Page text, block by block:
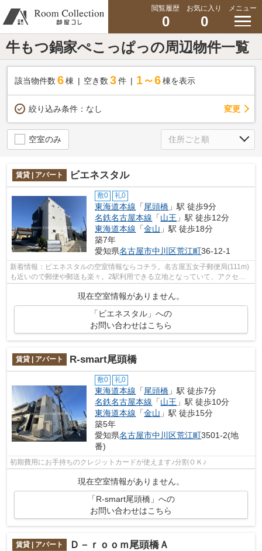
閲覧履歴
0
お気に入り
0
メニュー
牛もつ鍋家ぺこっぱっの周辺物件一覧
該当物件数 6棟 空き数 3 件 1～6 棟を表示
絞り込み条件： なし 変更
空室のみ
賃貸 | アパート ビエネスタル
敷0 礼0
東海道本線 「尾頭橋 」駅 徒歩9分
名鉄名古屋本線 「山王 」駅 徒歩12分
東海道本線 「金山 」駅 徒歩18分
築7年
愛知県名古屋市中川区荒江町36-12-1
新着情報：ビエネスタルの空室情報ならコチラ。名古屋五女子郵便局(111m)
も近いので郵便や郵送も楽々。2駅利用できる立地となっていて、アクセス
現在空室情報がありません。
「ビエネスタル」への
お問い合わせはこちら
賃貸 | アパート R-smart尾頭橋
敷0 礼0
東海道本線 「尾頭橋 」駅 徒歩7分
名鉄名古屋本線 「山王 」駅 徒歩10分
東海道本線 「金山 」駅 徒歩15分
築5年
愛知県名古屋市中川区荒江町3501-2(地
番)
初期費用にお手持ちのクレジットカードが使えます♪分割ＯＫ♪
現在空室情報がありません。
「R-smart尾頭橋」への
お問い合わせはこちら
賃貸 | アパート Ｄ－ｒｏｏｍ尾頭橋Ａ